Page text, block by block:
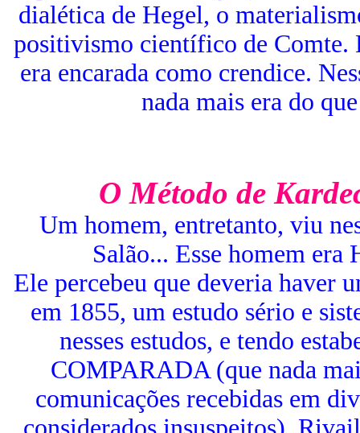
dialética de Hegel, o
positivismo científico de Comte.
era encarada como crendice.
nada mais era do
O Método de
Um homem, entretanto, viu
Salão... Esse homem
Ele percebeu que deveria haver
em 1855, um estudo sério e
nesses estudos, e tendo
COMPARADA (que nada
comunicações recebidas em